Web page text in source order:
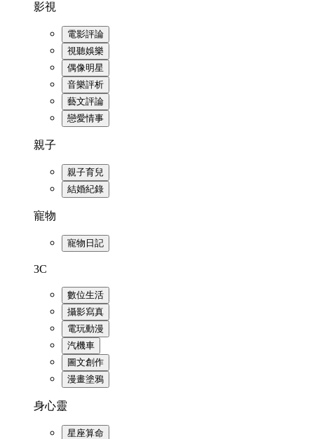
影視
電影評論
視聽娛樂
偶像明星
音樂評析
藝文評論
戀愛情事
親子
親子育兒
結婚紀錄
寵物
寵物日記
3C
數位生活
攝影寫真
電玩動漫
汽機車
圖文創作
漫畫塗鴉
身心靈
星座算命